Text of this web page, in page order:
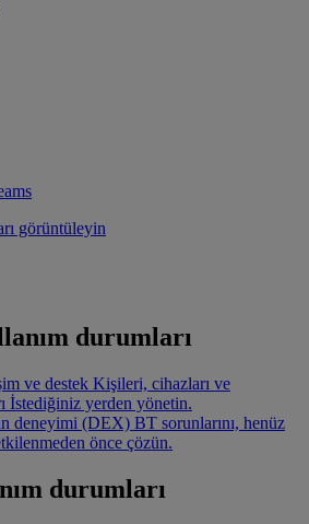
görüntüleyin
durumları
ve destek Kişileri, cihazları ve
İstediğiniz yerden yönetin.
deneyimi (DEX) BT sorunlarını, henüz
önce çözün.
durumları